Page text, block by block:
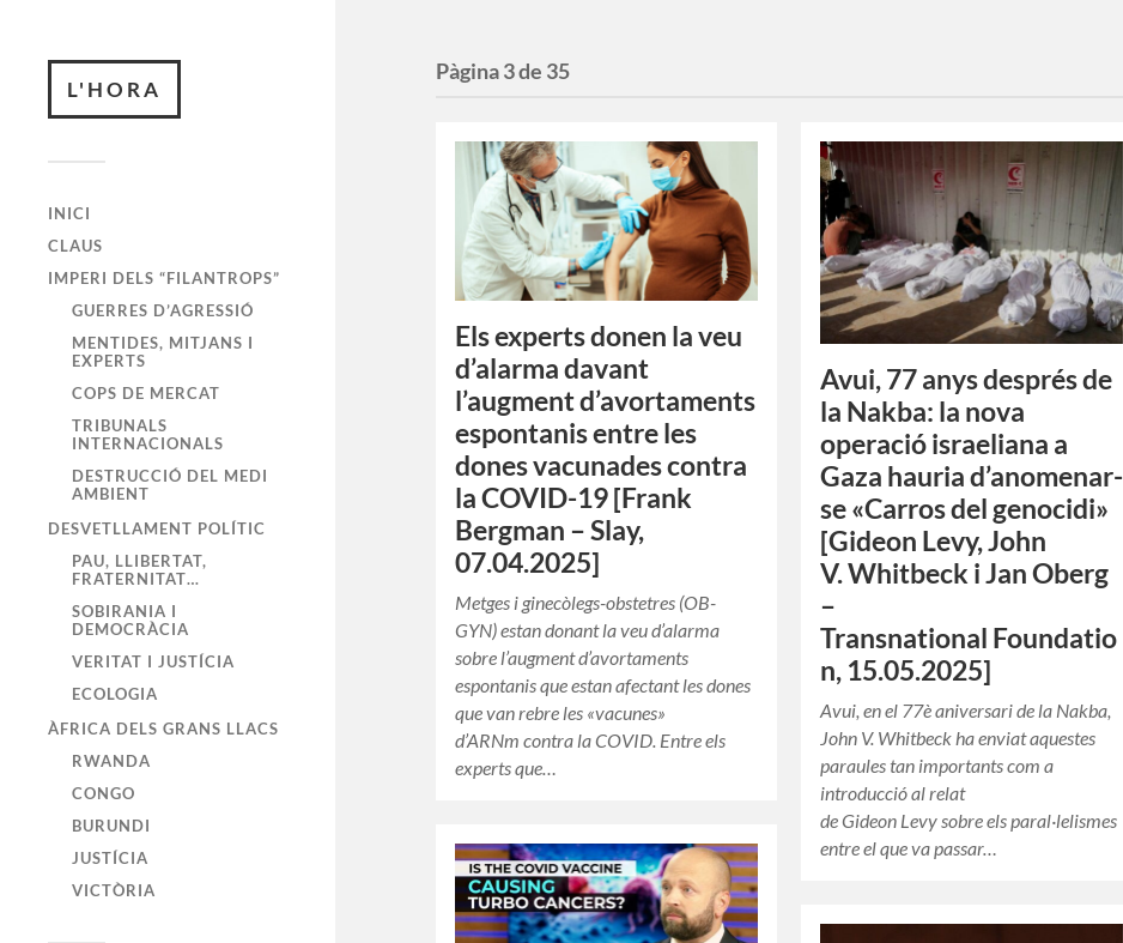
L'HORA
INICI
CLAUS
IMPERI DELS “FILANTROPS”
GUERRES D’AGRESSIÓ
MENTIDES, MITJANS I
EXPERTS
COPS DE MERCAT
TRIBUNALS
INTERNACIONALS
DESTRUCCIÓ DEL MEDI
AMBIENT
DESVETLLAMENT POLÍTIC
PAU, LLIBERTAT,
FRATERNITAT…
SOBIRANIA I
DEMOCRÀCIA
VERITAT I JUSTÍCIA
ECOLOGIA
ÀFRICA DELS GRANS LLACS
RWANDA
CONGO
BURUNDI
JUSTÍCIA
VICTÒRIA
Pàgina 3 de 35
Els experts donen la veu
d’alarma davant
l’augment d’avortaments
espontanis entre les
dones vacunades contra
la COVID-19 [Frank
Bergman – Slay,
07.04.2025]
Metges i ginecòlegs-obstetres (OB-
GYN) estan donant la veu d’alarma
sobre l’augment d’avortaments
espontanis que estan afectant les dones
que van rebre les «vacunes»
d’ARNm contra la COVID. Entre els
experts que…
Avui, 77 anys després de
la Nakba: la nova
operació israeliana a
Gaza hauria d’anomenar-
se «Carros del genocidi»
[Gideon Levy, John
V. Whitbeck i Jan Oberg
–
Transnational Foundatio
n, 15.05.2025]
Avui, en el 77è aniversari de la Nakba,
John V. Whitbeck ha enviat aquestes
paraules tan importants com a
introducció al relat
de Gideon Levy sobre els paral·lelismes
entre el que va passar…